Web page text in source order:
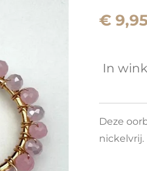
€ 9,95
In
Deze
nickelvrij.